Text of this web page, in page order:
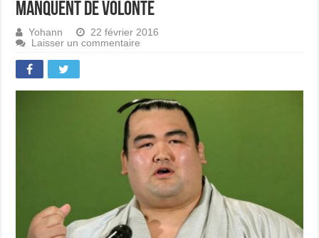
manquent de volonté
Yohann
22 février 2016
Laisser un commentaire